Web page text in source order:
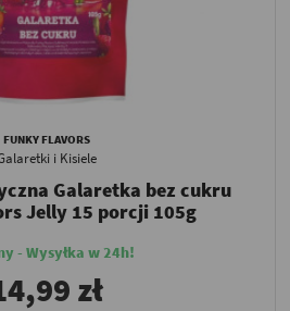
FUNKY FLAVORS
i Kisiele
Galaretka bez cukru
Jelly 15 porcji 105g
- Wysyłka w 24h!
zł